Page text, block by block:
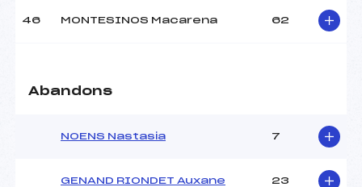
46 MONTESINOS Macarena 62
Abandons
NOENS Nastasia 7
GENAND RIONDET Auxane 23